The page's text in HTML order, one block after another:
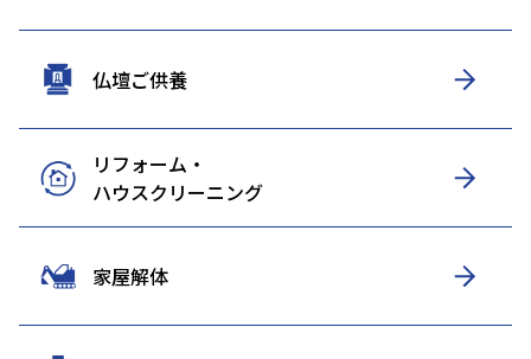
仏壇ご供養
リフォーム・
ハウスクリーニング
家屋解体